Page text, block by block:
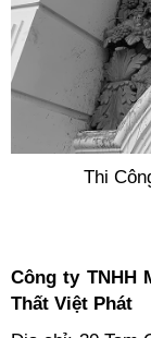
Thi
Công ty TNHH
Thất Việt Phát